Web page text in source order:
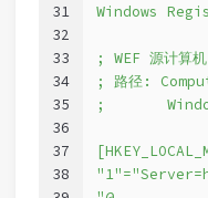
31
32
33
34
35
36
37
38
Windows
; WEF 源计算
; 路径:
;